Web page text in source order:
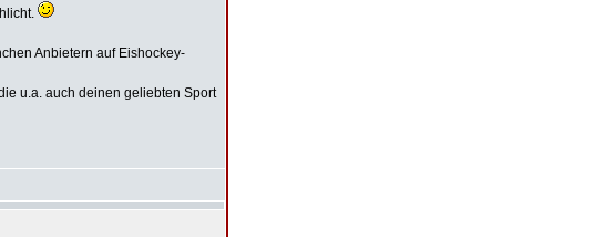
Anbietern auf Eishockey-
u.a. auch deinen geliebten Sport